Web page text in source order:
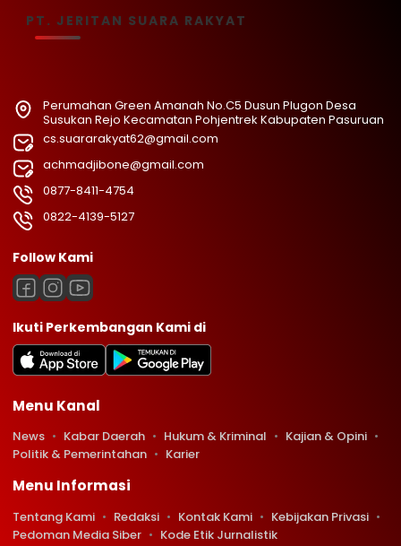
PT. JERITAN SUARA RAKYAT
Perumahan Green Amanah No.C5 Dusun Plugon Desa
Susukan Rejo Kecamatan Pohjentrek Kabupaten Pasuruan
cs.suararakyat62@gmail.com
achmadjibone@gmail.com
0877-8411-4754
0822-4139-5127
Follow Kami
Ikuti Perkembangan Kami di
Menu Kanal
News Kabar Daerah Hukum & Kriminal
Kajian & Opini
Politik & Pemerintahan
Karier
Menu Informasi
Tentang Kami Redaksi Kontak Kami
Kebijakan Privasi
Pedoman Media Siber
Kode Etik Jurnalistik